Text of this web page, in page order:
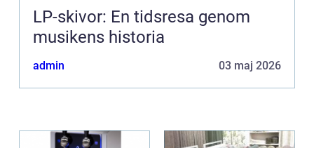
LP-skivor: En tidsresa genom
musikens historia
admin 03 maj 2026